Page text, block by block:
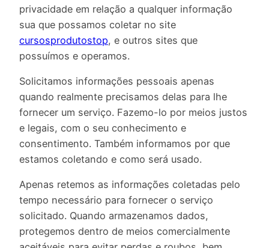
privacidade em relação a qualquer informação
sua que possamos coletar no site
cursosprodutostop, e outros sites que
possuímos e operamos.
Solicitamos informações pessoais apenas
quando realmente precisamos delas para lhe
fornecer um serviço. Fazemo-lo por meios justos
e legais, com o seu conhecimento e
consentimento. Também informamos por que
estamos coletando e como será usado.
Apenas retemos as informações coletadas pelo
tempo necessário para fornecer o serviço
solicitado. Quando armazenamos dados,
protegemos dentro de meios comercialmente